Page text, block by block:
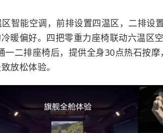
智能空调，前排设置四温区，二排设
暖偏好。四把零重力座椅联动六温区空
一二排座椅后，提供全身30点热石按
放松体验。